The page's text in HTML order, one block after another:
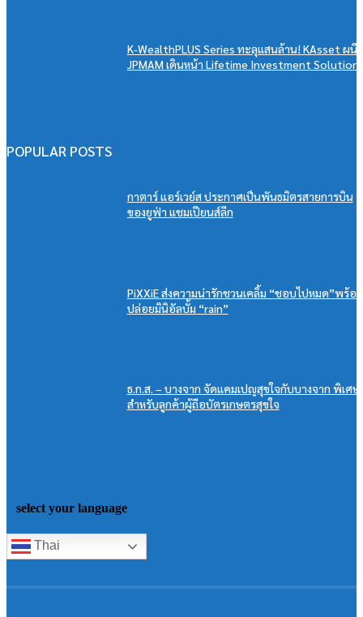
K-WealthPLUS Series ทะลุแสนล้าน! KAsset ผนึก
JPMAM เดินหน้า Lifetime Investment
POPULAR POSTS
กาตาร์ แอร์เวย์ส ประกาศเป็นพันธมิตรสายการบิน
ของยูฟ่า แชมเปียนส์ลีก
PiXXiE ส่งความน่ารักชวนเคลิ้ม “ชอบไปหมด”พร้อม
ปล่อยมินิอัลบั้ม “rain”
ธ.ก.ส. – บางจาก จัดแคมเปญสุขใจกับบางจาก พิเศษ
สำหรับลูกค้าผู้ถือบัตรเกษตรสุขใจ
select your language
Thai